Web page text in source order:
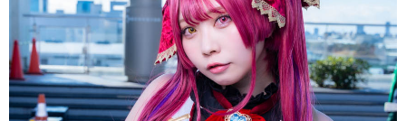
ニコニコQ